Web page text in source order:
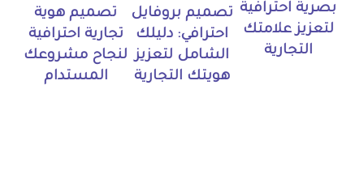
بصرية احترافية
لتعزيز علامتك
التجارية
تصميم بروفايل
احترافي: دليلك
الشامل لتعزيز
هويتك التجارية
تصميم هوية
تجارية احترافية
لنجاح مشروعك
المستدام